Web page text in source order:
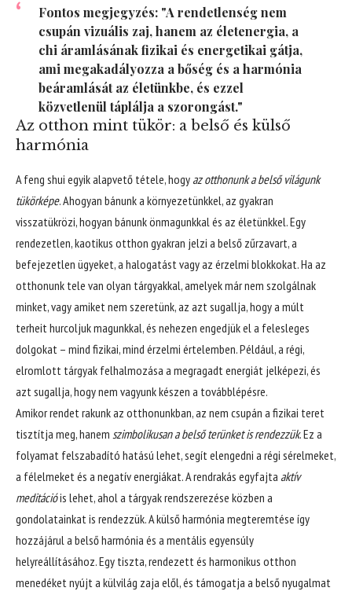
Fontos megjegyzés: "A rendetlenség nem
csupán vizuális zaj, hanem az életenergia, a
chi áramlásának fizikai és energetikai gátja,
ami megakadályozza a bőség és a harmónia
beáramlását az életünkbe, és ezzel
közvetlenül táplálja a szorongást."
Az otthon mint tükör: a belső és külső
harmónia
A feng shui egyik alapvető tétele, hogy az otthonunk a belső világunk
tükörképe. Ahogyan bánunk a környezetünkkel, az gyakran
visszatükrözi, hogyan bánunk önmagunkkal és az életünkkel. Egy
rendezetlen, kaotikus otthon gyakran jelzi a belső zűrzavart, a
befejezetlen ügyeket, a halogatást vagy az érzelmi blokkokat. Ha az
otthonunk tele van olyan tárgyakkal, amelyek már nem szolgálnak
minket, vagy amiket nem szeretünk, az azt sugallja, hogy a múlt
terheit hurcoljuk magunkkal, és nehezen engedjük el a felesleges
dolgokat – mind fizikai, mind érzelmi értelemben. Például, a régi,
elromlott tárgyak felhalmozása a megragadt energiát jelképezi, és
azt sugallja, hogy nem vagyunk készen a továbblépésre.
Amikor rendet rakunk az otthonunkban, az nem csupán a fizikai teret
tisztítja meg, hanem szimbolikusan a belső terünket is rendezzük. Ez a
folyamat felszabadító hatású lehet, segít elengedni a régi sérelmeket,
a félelmeket és a negatív energiákat. A rendrakás egyfajta aktív
meditációis lehet, ahol a tárgyak rendszerezése közben a
gondolatainkat is rendezzük. A külső harmónia megteremtése így
hozzájárul a belső harmónia és a mentális egyensúly
helyreállításához. Egy tiszta, rendezett és harmonikus otthon
menedéket nyújt a külvilág zaja elől, és támogatja a belső nyugalmat